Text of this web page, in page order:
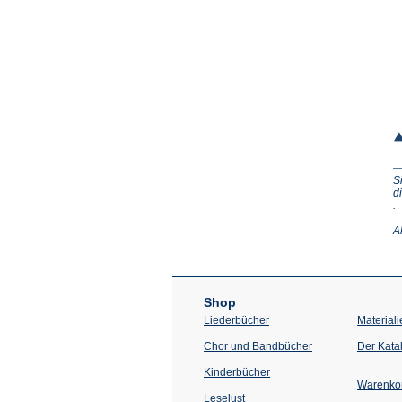
.
Shop
Liederbücher
Chor und Bandbücher
Kinderbücher
Leselust
Der